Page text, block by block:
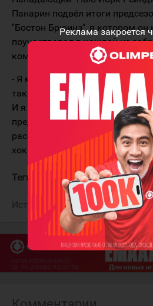
Реклама закроется
Панарин подвёл итоги
"Бостон Брюинз", в котором он
поучаствовал в каждой из
команды.
- Я много работаю над кардио
также над передачами,
И я всегда считал, что
предсезонных матчах. Если
рассчитывать на победу в
хоккеист.
Теги: Панарин Артемий Нью-
Источник: NY Post